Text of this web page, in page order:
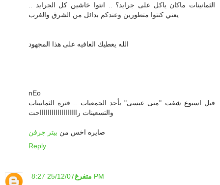
الثمانينات ماكان ياكل على جرايد؟ .. انتوا خاشين كل الجرايد ..
يعني كنتوا متطورين وعندكم بدائل من الشرق والغرب
الله يعطيك العافيه على هذا المجهود
nEo
قبل اسبوع شفت "منى عيسى" بأحد الجمعيات .. فترة الثمانينات
والتسعينات راااااااااااااااااااحت
صايره اخس من بيتر جرفن
Reply
متفرغ 25/12/07 8:27 PM